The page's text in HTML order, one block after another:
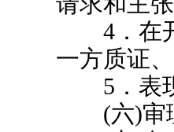
4．在开
一方质证
5．表现
(六)审理